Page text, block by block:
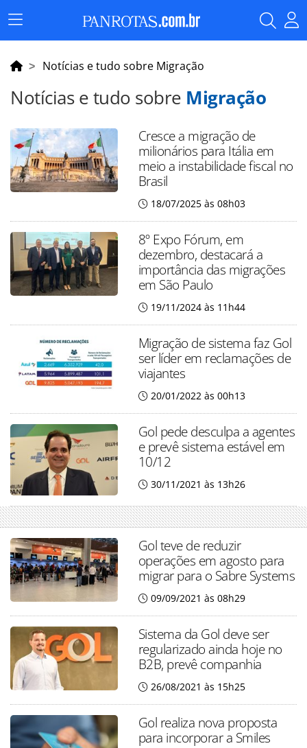
Menu
Principal
Notícias e tudo sobre Migração
Notícias e tudo sobre Migração
Cresce a migração de
milionários para Itália em
meio a instabilidade fiscal no
Brasil
18/07/2025 às 08h03
8º Expo Fórum, em
dezembro, destacará a
importância das migrações
em São Paulo
19/11/2024 às 11h44
Migração de sistema faz Gol
ser líder em reclamações de
viajantes
20/01/2022 às 00h13
Gol pede desculpa a agentes
e prevê sistema estável em
10/12
30/11/2021 às 13h26
Gol teve de reduzir
operações em agosto para
migrar para o Sabre Systems
09/09/2021 às 08h29
Sistema da Gol deve ser
regularizado ainda hoje no
B2B, prevê companhia
26/08/2021 às 15h25
Gol realiza nova proposta
para incorporar a Smiles